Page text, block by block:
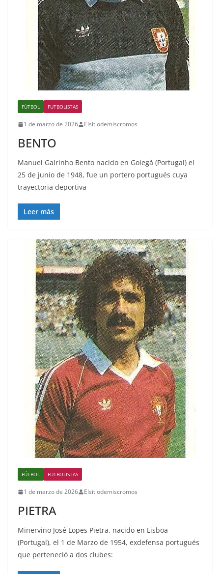
FÚTBOL FUTBOLISTAS
1 de marzo de 2026 Elsitiodemiscromos
BENTO
Manuel Galrinho Bento nacido en Golegã (Portugal) el
25 de junio de 1948, fue un portero portugués cuya
trayectoria deportiva
Leer más
FÚTBOL FUTBOLISTAS
1 de marzo de 2026 Elsitiodemiscromos
PIETRA
Minervino José Lopes Pietra, nacido en Lisboa
(Portugal), el 1 de Marzo de 1954, exdefensa portugués
que perteneció a dos clubes: